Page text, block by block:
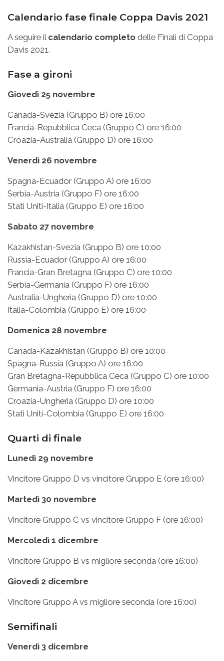
Calendario fase finale Coppa Davis 2021
A seguire il calendario completo delle Finali di Coppa
Davis 2021.
Fase a gironi
Giovedì 25 novembre
Canada-Svezia (Gruppo B) ore 16:00
Francia-Repubblica Ceca (Gruppo C) ore 16:00
Croazia-Australia (Gruppo D) ore 16:00
Venerdì 26 novembre
Spagna-Ecuador (Gruppo A) ore 16:00
Serbia-Austria (Gruppo F) ore 16:00
Stati Uniti-Italia (Gruppo E) ore 16:00
Sabato 27 novembre
Kazakhistan-Svezia (Gruppo B) ore 10:00
Russia-Ecuador (Gruppo A) ore 16:00
Francia-Gran Bretagna (Gruppo C) ore 10:00
Serbia-Germania (Gruppo F) ore 16:00
Australia-Ungheria (Gruppo D) ore 10:00
Italia-Colombia (Gruppo E) ore 16:00
Domenica 28 novembre
Canada-Kazakhistan (Gruppo B) ore 10:00
Spagna-Russia (Gruppo A) ore 16:00
Gran Bretagna-Repubblica Ceca (Gruppo C) ore 10:00
Germania-Austria (Gruppo F) ore 16:00
Croazia-Ungheria (Gruppo D) ore 10:00
Stati Uniti-Colombia (Gruppo E) ore 16:00
Quarti di finale
Lunedì 29 novembre
Vincitore Gruppo D vs vincitore Gruppo E (ore 16:00)
Martedì 30 novembre
Vincitore Gruppo C vs vincitore Gruppo F (ore 16:00)
Mercoledì 1 dicembre
Vincitore Gruppo B vs migliore seconda (ore 16:00)
Giovedì 2 dicembre
Vincitore Gruppo A vs migliore seconda (ore 16:00)
Semifinali
Venerdì 3 dicembre